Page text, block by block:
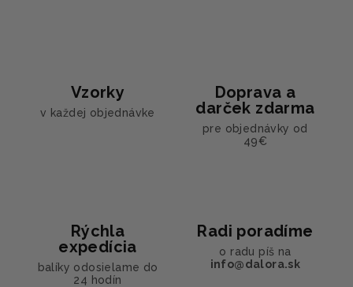
Vzorky
v každej objednávke
Doprava a
darček zdarma
pre objednávky od
49€
Rýchla
expedícia
balíky odosielame do
24 hodín
Radi poradíme
o radu píš na
info@dalora.sk